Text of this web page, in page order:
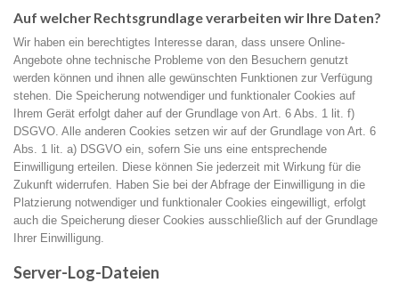
Auf welcher Rechtsgrundlage verarbeiten wir Ihre Daten?
Wir haben ein berechtigtes Interesse daran, dass unsere Online-
Angebote ohne technische Probleme von den Besuchern genutzt
werden können und ihnen alle gewünschten Funktionen zur Verfügung
stehen. Die Speicherung notwendiger und funktionaler Cookies auf
Ihrem Gerät erfolgt daher auf der Grundlage von Art. 6 Abs. 1 lit. f)
DSGVO. Alle anderen Cookies setzen wir auf der Grundlage von Art. 6
Abs. 1 lit. a) DSGVO ein, sofern Sie uns eine entsprechende
Einwilligung erteilen. Diese können Sie jederzeit mit Wirkung für die
Zukunft widerrufen. Haben Sie bei der Abfrage der Einwilligung in die
Platzierung notwendiger und funktionaler Cookies eingewilligt, erfolgt
auch die Speicherung dieser Cookies ausschließlich auf der Grundlage
Ihrer Einwilligung.
Server-Log-Dateien